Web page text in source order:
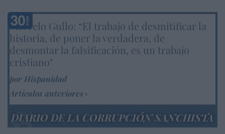
Marcelo Gullo: “El trabajo de desmitificar la
historia, de poner la verdadera, de
desmontar la falsificación, es un trabajo
cristiano"
por Hispanidad
Artículos anteriores
DIARIO DE LA CORRUPCIÓN SANCHISTA